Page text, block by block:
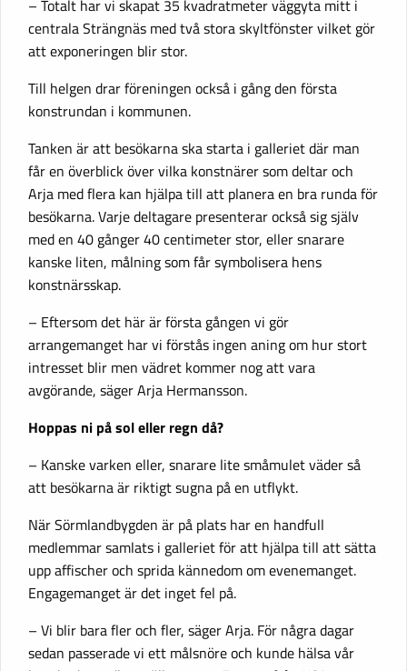
– Totalt har vi skapat 35 kvadratmeter väggyta mitt i
centrala Strängnäs med två stora skyltfönster vilket gör
att exponeringen blir stor.
Till helgen drar föreningen också i gång den första
konstrundan i kommunen.
Tanken är att besökarna ska starta i galleriet där man
får en överblick över vilka konstnärer som deltar och
Arja med flera kan hjälpa till att planera en bra runda för
besökarna. Varje deltagare presenterar också sig själv
med en 40 gånger 40 centimeter stor, eller snarare
kanske liten, målning som får symbolisera hens
konstnärsskap.
– Eftersom det här är första gången vi gör
arrangemanget har vi förstås ingen aning om hur stort
intresset blir men vädret kommer nog att vara
avgörande, säger Arja Hermansson.
Hoppas ni på sol eller regn då?
– Kanske varken eller, snarare lite småmulet väder så
att besökarna är riktigt sugna på en utflykt.
När Sörmlandbygden är på plats har en handfull
medlemmar samlats i galleriet för att hjälpa till att sätta
upp affischer och sprida kännedom om evenemanget.
Engagemanget är det inget fel på.
– Vi blir bara fler och fler, säger Arja. För några dagar
sedan passerade vi ett målsnöre och kunde hälsa vår